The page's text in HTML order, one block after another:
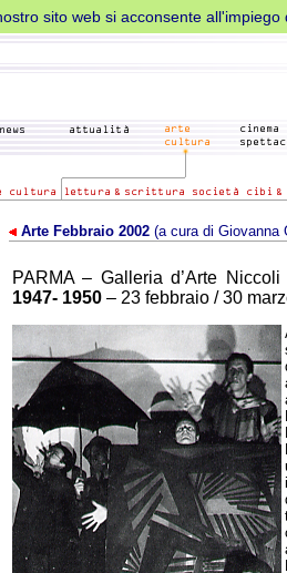
sito web si acconsente
Arte Febbraio 2002 (a cura di Giovanna
PARMA – Galleria d’Arte
1947- 1950 – 23 febbraio / 30